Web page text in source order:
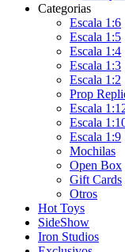
Categorias
Escala 1:6
Escala 1:5
Escala 1:4
Escala 1:3
Escala 1:2
Prop
Escala
Escala
Escala 1:9
Mochilas
Open Box
Gift Cards
Otros
Hot Toys
SideShow
Iron Studios